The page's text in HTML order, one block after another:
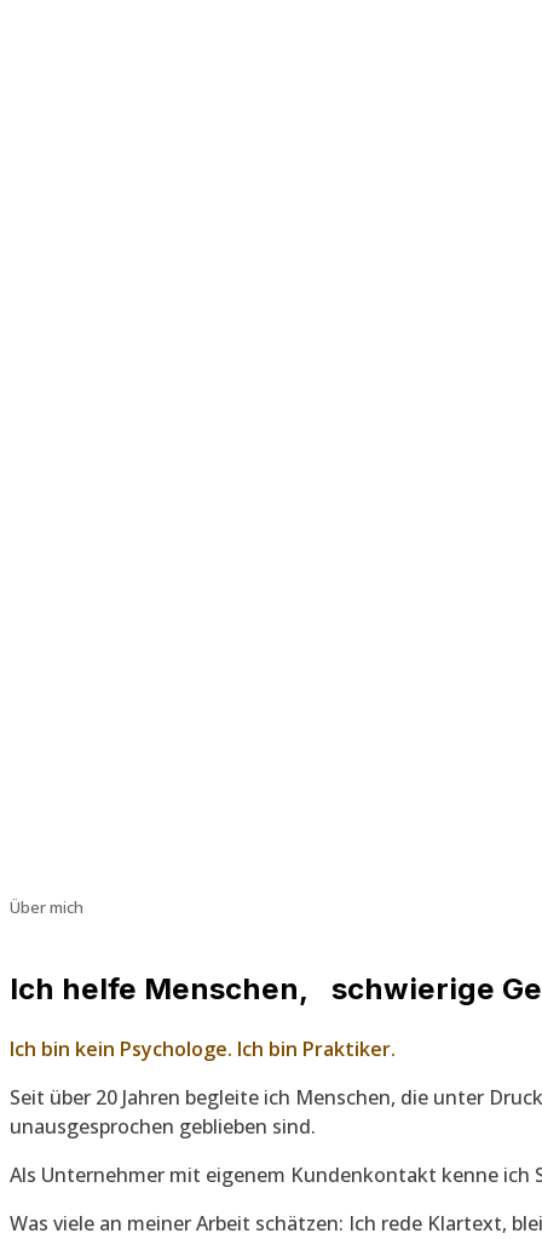
Über mich
Ich helfe Menschen, schwierige
Ich bin kein Psychologe. Ich bin Praktiker.
Seit über 20 Jahren begleite ich Menschen, die unter
unausgesprochen geblieben sind.
Als Unternehmer mit eigenem Kundenkontakt kenne ich
Was viele an meiner Arbeit schätzen: Ich rede Klartext,